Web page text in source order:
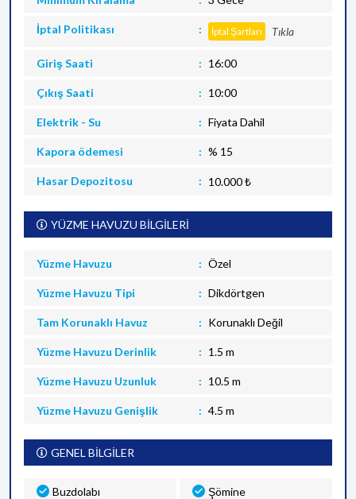
İptal Politikası İptal Şartları Tıkla
Giriş Saati 16:00
Çıkış Saati 10:00
Elektrik - Su Fiyata Dahil
Kapora ödemesi % 15
Hasar Depozitosu 10.000 ₺
YÜZME HAVUZU BİLGİLERİ
Yüzme Havuzu Özel
Yüzme Havuzu Tipi Dikdörtgen
Tam Korunaklı Havuz Korunaklı Değil
Yüzme Havuzu Derinlik 1.5 m
Yüzme Havuzu Uzunluk 10.5 m
Yüzme Havuzu Genişlik 4.5 m
GENEL BİLGİLER
Buzdolabı Şömine